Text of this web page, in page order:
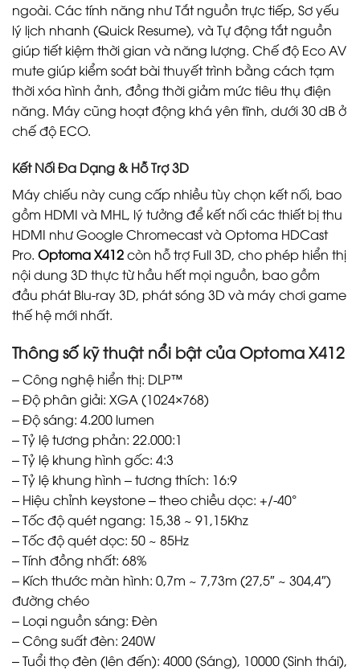
ngoài. Các tính năng như Tắt nguồn trực tiếp, Sơ yếu
lý lịch nhanh (Quick Resume), và Tự động tắt nguồn
giúp tiết kiệm thời gian và năng lượng. Chế độ Eco AV
mute giúp kiểm soát bài thuyết trình bằng cách tạm
thời xóa hình ảnh, đồng thời giảm mức tiêu thụ điện
năng. Máy cũng hoạt động khá yên tĩnh, dưới 30 dB ở
chế độ ECO.
Kết Nối Đa Dạng & Hỗ Trợ 3D
Máy chiếu này cung cấp nhiều tùy chọn kết nối, bao
gồm HDMI và MHL, lý tưởng để kết nối các thiết bị thu
HDMI như Google Chromecast và Optoma HDCast
Pro. Optoma X412còn hỗ trợ Full 3D, cho phép hiển thị
nội dung 3D thực từ hầu hết mọi nguồn, bao gồm
đầu phát Blu-ray 3D, phát sóng 3D và máy chơi game
thế hệ mới nhất.
Thông số kỹ thuật nổi bật của Optoma X412
– Công nghệ hiển thị: DLP™
– Độ phân giải: XGA (1024×768)
– Độ sáng: 4.200 lumen
– Tỷ lệ tương phản: 22.000:1
– Tỷ lệ khung hình gốc: 4:3
– Tỷ lệ khung hình – tương thích: 16:9
– Hiệu chỉnh keystone – theo chiều dọc: +/-40°
– Tốc độ quét ngang: 15,38 ~ 91,15Khz
– Tốc độ quét dọc: 50 ~ 85Hz
– Tính đồng nhất: 68%
– Kích thước màn hình: 0,7m ~ 7,73m (27,5″ ~ 304,4″)
đường chéo
– Loại nguồn sáng: Đèn
– Công suất đèn: 240W
– Tuổi thọ đèn (lên đến): 4000 (Sáng), 10000 (Sinh thái),